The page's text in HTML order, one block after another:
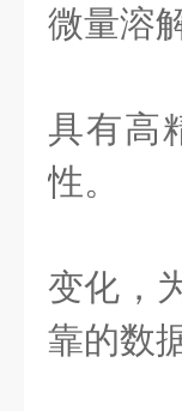
微量溶
2.
具有高
性。
3.
变化，
靠的数
4.